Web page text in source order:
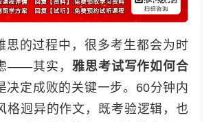
思的过程中，很多考生都会为时
——其实， 雅思考试写作如何合
决定成败的关键一步。60分钟内
格迥异的作文，既考验逻辑，也